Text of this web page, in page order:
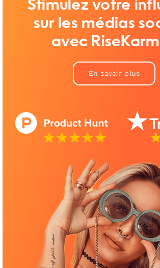
Stimulez votre
sur les médias
avec
En savoir plus